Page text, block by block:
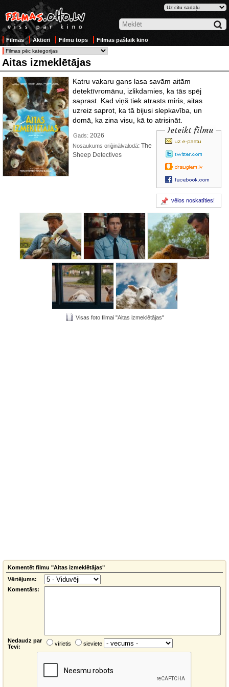
Filmas Aktieri Filmu tops Filmas pašlaik kino
Aitas izmeklētājas
Katru vakaru gans lasa savām aitām
detektīvromānu, izlikdamies, ka tās spēj
saprast. Kad viņš tiek atrasts miris, aitas
uzreiz saprot, ka tā bijusi slepkavība, un
domā, ka zina visu, kā to atrisināt.
Ieteikt filmu
vēlos noskatīties!
Gads: 2026
Nosaukums oriģinālvalodā: The
Sheep Detectives
Visas foto filmai "Aitas izmeklētājas"
Komentēt filmu "Aitas izmeklētājas"
Vērtējums:
Komentārs:
Nedaudz par
Tevi:
vīrietis sieviete